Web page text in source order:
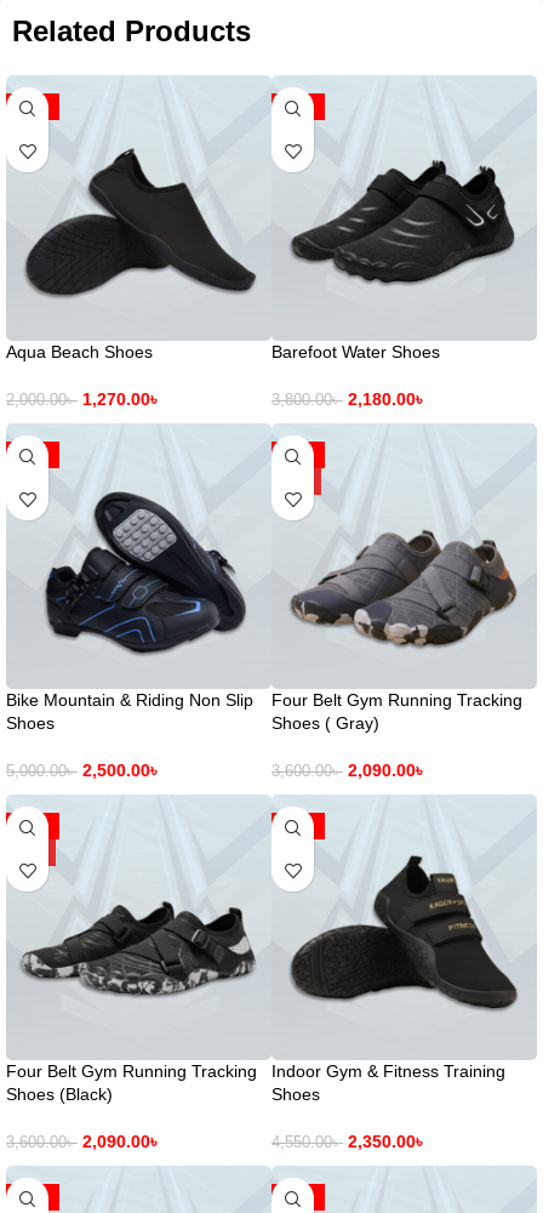
Related Products
-37%
Aqua Beach Shoes
2,000.00৳ 1,270.00৳
-43%
Barefoot Water Shoes
3,800.00৳ 2,180.00৳
-50%
Bike Mountain & Riding Non Slip
Shoes
5,000.00৳ 2,500.00৳
-42%
Four Belt Gym Running Tracking
Shoes ( Gray)
3,600.00৳ 2,090.00৳
-42%
Four Belt Gym Running Tracking
Shoes (Black)
3,600.00৳ 2,090.00৳
-48%
Indoor Gym & Fitness Training
Shoes
4,550.00৳ 2,350.00৳
-51% -14%